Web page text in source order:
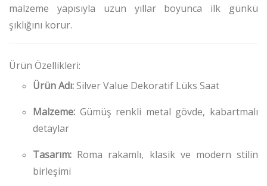
malzeme yapısıyla uzun yıllar boyunca ilk günkü
şıklığını korur.
Ürün Özellikleri:
Ürün Adı:Silver Value Dekoratif Lüks Saat
Malzeme: Gümüş renkli metal gövde, kabartmalı
detaylar
Tasarım: Roma rakamlı, klasik ve modern stilin
birleşimi